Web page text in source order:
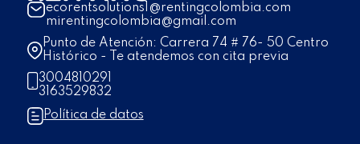
ecorentsolutions1@rentingcolombia.com
mirentingcolombia@gmail.com
Punto de Atención: Carrera 74 # 76- 50 Centro
Histórico - Te atendemos con cita previa
3004810291
3163529832
Política de datos